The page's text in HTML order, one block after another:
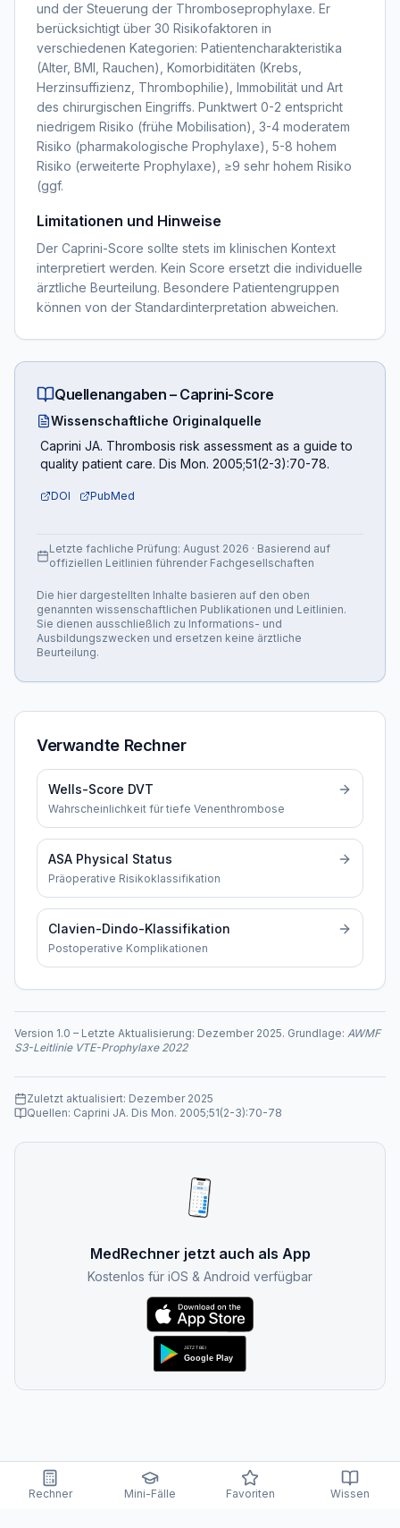
und der Steuerung der Thromboseprophylaxe. Er
berücksichtigt über 30 Risikofaktoren in
verschiedenen Kategorien: Patientencharakteristika
(Alter, BMI, Rauchen), Komorbiditäten (Krebs,
Herzinsuffizienz, Thrombophilie), Immobilität und Art
des chirurgischen Eingriffs. Punktwert 0-2 entspricht
niedrigem Risiko (frühe Mobilisation), 3-4 moderatem
Risiko (pharmakologische Prophylaxe), 5-8 hohem
Risiko (erweiterte Prophylaxe), ≥9 sehr hohem Risiko
(ggf.
Limitationen und Hinweise
Der Caprini-Score sollte stets im klinischen Kontext
interpretiert werden. Kein Score ersetzt die individuelle
ärztliche Beurteilung. Besondere Patientengruppen
können von der Standardinterpretation abweichen.
Quellenangaben – Caprini-Score
Wissenschaftliche Originalquelle
Caprini JA. Thrombosis risk assessment as a guide to
quality patient care. Dis Mon. 2005;51(2-3):70-78.
DOI PubMed
Letzte fachliche Prüfung: August 2026 · Basierend auf
offiziellen Leitlinien führender Fachgesellschaften
Die hier dargestellten Inhalte basieren auf den oben
genannten wissenschaftlichen Publikationen und Leitlinien.
Sie dienen ausschließlich zu Informations- und
Ausbildungszwecken und ersetzen keine ärztliche
Beurteilung.
Verwandte Rechner
Wells-Score DVT
Wahrscheinlichkeit für tiefe Venenthrombose
ASA Physical Status
Präoperative Risikoklassifikation
Clavien-Dindo-Klassifikation
Postoperative Komplikationen
Version 1.0 – Letzte Aktualisierung: Dezember 2025. Grundlage: AWMF
S3-Leitlinie VTE-Prophylaxe 2022
Zuletzt aktualisiert: Dezember 2025
Quellen: Caprini JA. Dis Mon. 2005;51(2-3):70-78
MedRechner jetzt auch als App
Kostenlos für iOS & Android verfügbar
Rechner Mini-Fälle Favoriten Wissen